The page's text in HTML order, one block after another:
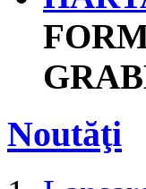
Noutăţi